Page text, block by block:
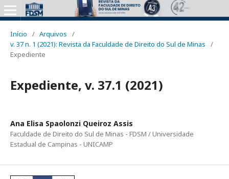
Início / Arquivos
/
v. 37 n. 1 (2021): Revista da Faculdade de Direito do Sul de Minas
/
Expediente
Expediente, v. 37.1 (2021)
Ana Elisa Spaolonzi Queiroz Assis
Faculdade de Direito do Sul de Minas - FDSM / Universidade
Estadual de Campinas - UNICAMP